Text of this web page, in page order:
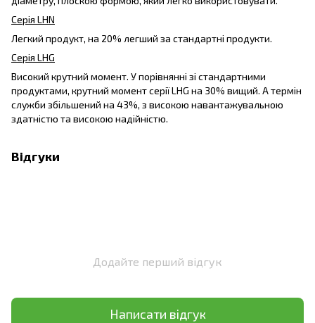
Серія LHN
Легкий продукт, на 20% легший за стандартні продукти.
Серія LHG
Високий крутний момент. У порівнянні зі стандартними
продуктами, крутний момент серії LHG на 30% вищий. А термін
служби збільшений на 43%, з високою навантажувальною
здатністю та високою надійністю.
Відгуки
Додайте перший відгук
Написати відгук